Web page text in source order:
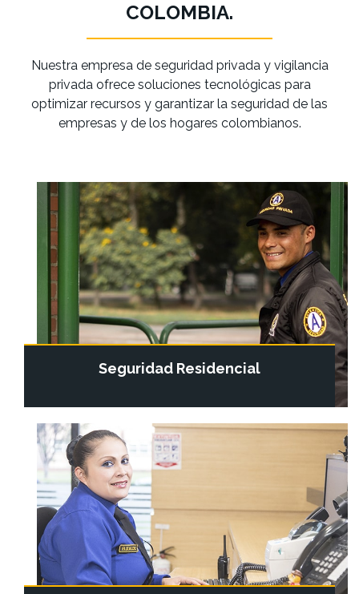
COLOMBIA.
Nuestra empresa de seguridad privada y vigilancia
privada ofrece soluciones tecnológicas para
optimizar recursos y garantizar la seguridad de las
empresas y de los hogares colombianos.
Seguridad Residencial